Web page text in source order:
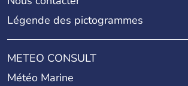
Légende des pictogrammes
METEO CONSULT
Météo Marine